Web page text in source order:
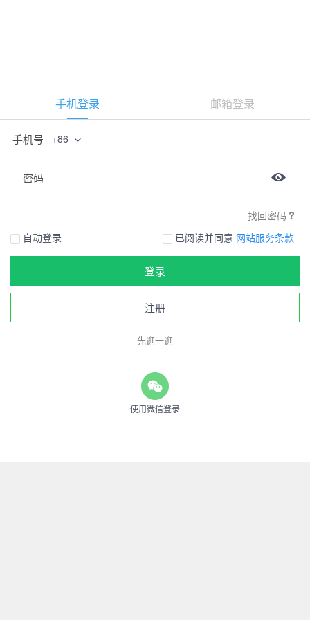
手机登录 邮箱登录
手机号 +86
密码
找回密码
自动登录
已阅读并同意 网站服务条款
登录
注册
先逛一逛
使用微信登录